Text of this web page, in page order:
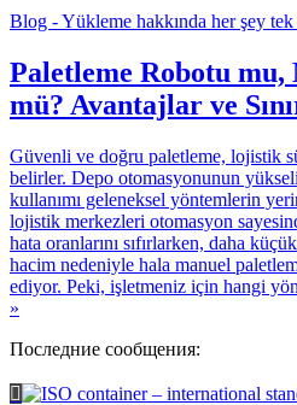
Blog - Yükleme hakkında her şey
Paletleme Robotu mu,
mü? Avantajlar ve
Güvenli ve doğru paletleme, lojistik
belirler. Depo otomasyonunun
kullanımı geleneksel yöntemlerin
lojistik merkezleri otomasyon
hata oranlarını sıfırlarken, daha
hacim nedeniyle hala manuel
ediyor. Peki, işletmeniz için hangi
»
Последние сообщения: